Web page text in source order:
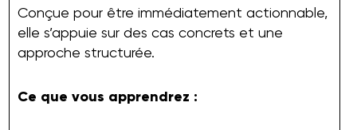
Conçue pour être immédiatement actionnable,
elle s’appuie sur des cas concrets et une
approche structurée.
Ce que vous apprendrez :